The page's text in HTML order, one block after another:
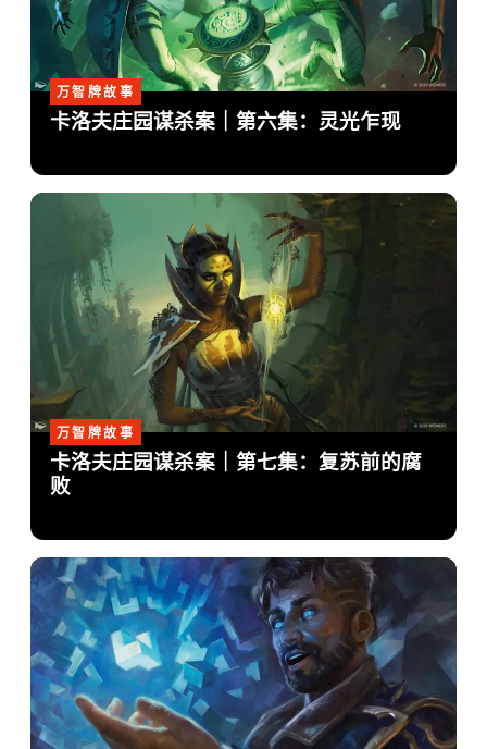
万智牌故事
卡洛夫庄园谋杀案｜第六集：灵光乍现
万智牌故事
卡洛夫庄园谋杀案｜第七集：复苏前的腐
败